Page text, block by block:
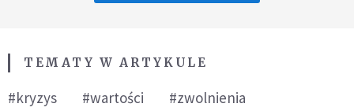
TEMATY W ARTYKULE
#kryzys #wartości
#zwolnienia